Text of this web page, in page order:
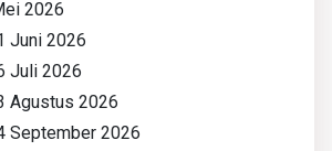
2026
Juni 2026
Juli 2026
Agustus 2026
September 2026